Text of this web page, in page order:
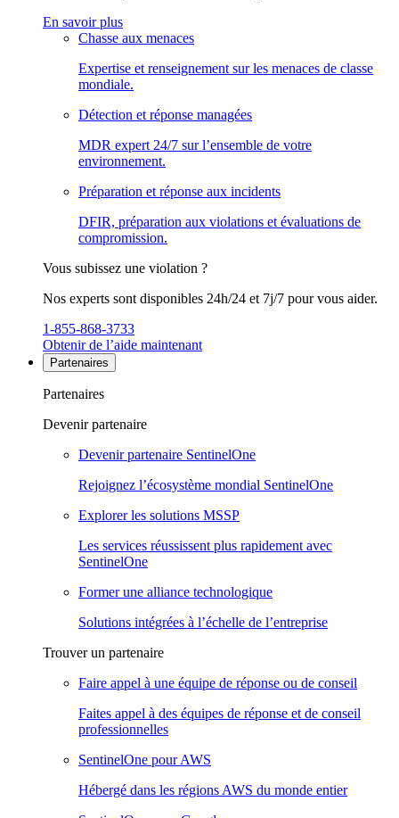
En savoir plus
Chasse aux menaces
Expertise et renseignement sur les menaces de classe
mondiale.
Détection et réponse managées
MDR expert 24/7 sur l’ensemble de votre
environnement.
Préparation et réponse aux incidents
DFIR, préparation aux violations et évaluations de
compromission.
Vous subissez une violation ?
Nos experts sont disponibles 24h/24 et 7j/7 pour vous aider.
1-855-868-3733
Obtenir de l’aide maintenant
Partenaires
Partenaires
Devenir partenaire
Devenir partenaire SentinelOne
Rejoignez l’écosystème mondial SentinelOne
Explorer les solutions MSSP
Les services réussissent plus rapidement avec
SentinelOne
Former une alliance technologique
Solutions intégrées à l’échelle de l’entreprise
Trouver un partenaire
Faire appel à une équipe de réponse ou de conseil
Faites appel à des équipes de réponse et de conseil
professionnelles
SentinelOne pour AWS
Hébergé dans les régions AWS du monde entier